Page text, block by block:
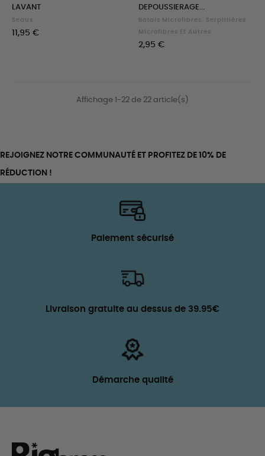
LAVANT
Seaux
Prix
11,95 €
DEPOUSSIERAGE...
Balais Microfibres, Serpillières
Microfibres Et Autres
Prix
2,95 €
Affichage 1-22 de 22 article(s)
REJOIGNEZ NOTRE COMMUNAUTÉ ET PROFITEZ DE 10% DE
RÉDUCTION !
Paiement sécurisé
Livraison gratuite au dessus de 39.95€
Démarche qualité